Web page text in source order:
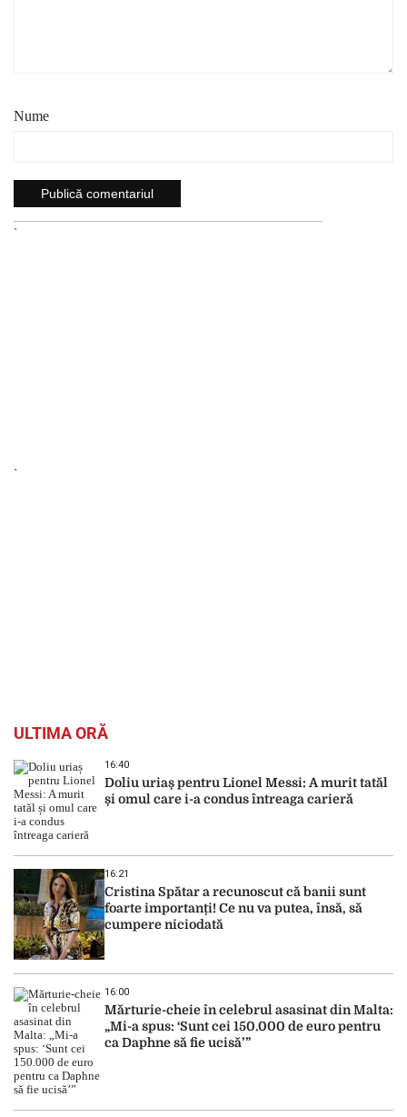
Nume
`
`
ULTIMA ORĂ
16:40
Doliu uriaș pentru Lionel Messi: A murit tatăl
și omul care i-a condus întreaga carieră
16:21
Cristina Spătar a recunoscut că banii sunt
foarte importanți! Ce nu va putea, însă, să
cumpere niciodată
16:00
Mărturie-cheie în celebrul asasinat din Malta:
„Mi-a spus: ‘Sunt cei 150.000 de euro pentru
ca Daphne să fie ucisă’”